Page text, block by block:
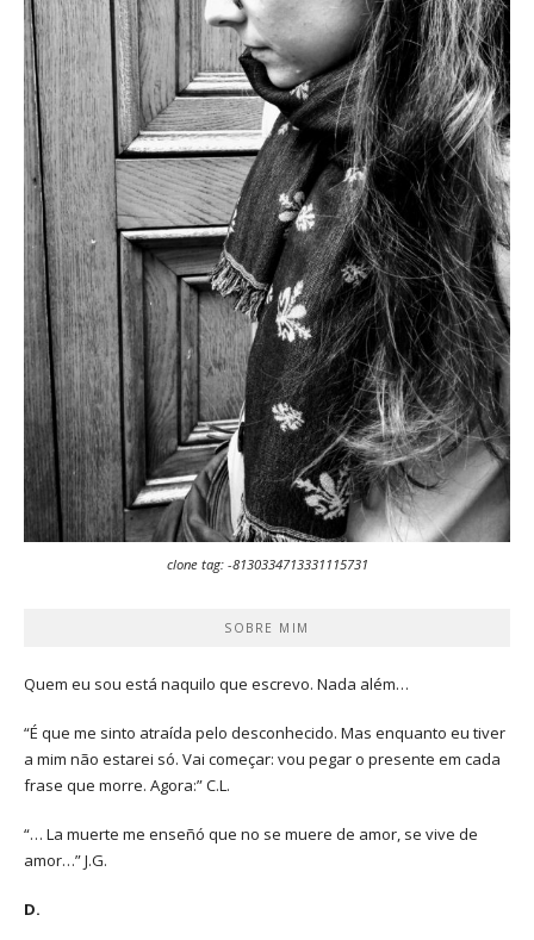
clone tag: -8130334713331115731
SOBRE MIM
Quem eu sou está naquilo que escrevo. Nada além…
“É que me sinto atraída pelo desconhecido. Mas enquanto eu tiver
a mim não estarei só. Vai começar: vou pegar o presente em cada
frase que morre. Agora:” C.L.
“… La muerte me enseñó que no se muere de amor, se vive de
amor…” J.G.
D.